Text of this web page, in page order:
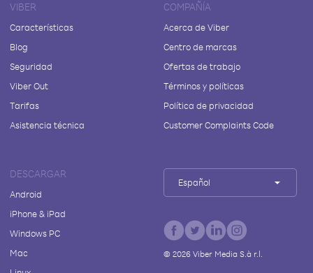
VIBER
Características
Blog
Seguridad
Viber Out
Tarifas
Asistencia técnica
COMPAÑÍA
Acerca de Viber
Centro de marcas
Ofertas de trabajo
Términos y políticas
Política de privacidad
Customer Complaints Code
DESCARGAR
Android
iPhone & iPad
Windows PC
Mac
Español
© 2026Viber Media S.à r.l.